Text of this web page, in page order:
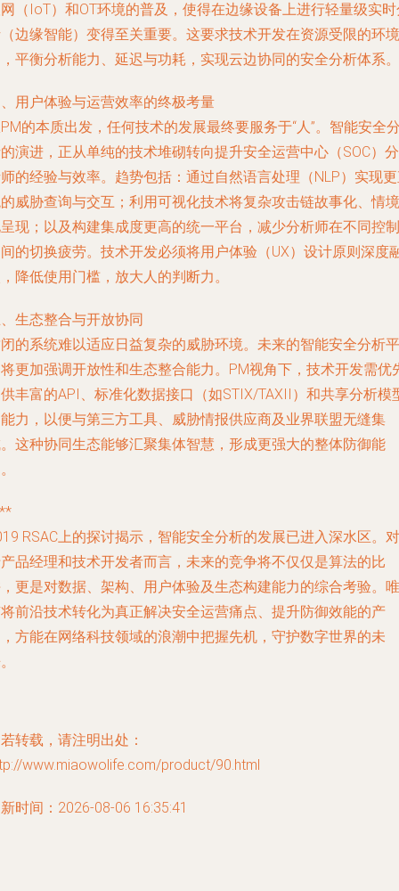
（IoT）和OT环境的普及，使得在边缘设备上进行轻量级实
边缘智能）变得至关重要。这要求技术开发在资源受限的环境
平衡分析能力、延迟与功耗，实现云边协同的安全分析体系。
用户体验与运营效率的终极考量
的本质出发，任何技术的发展最终要服务于“人”。智能安全
演进，正从单纯的技术堆砌转向提升安全运营中心（SOC）分
的经验与效率。趋势包括：通过自然语言处理（NLP）实现
威胁查询与交互；利用可视化技术将复杂攻击链故事化、情境
现；以及构建集成度更高的统一平台，减少分析师在不同控制
的切换疲劳。技术开发必须将用户体验（UX）设计原则深度
降低使用门槛，放大人的判断力。
生态整合与开放协同
的系统难以适应日益复杂的威胁环境。未来的智能安全分析平
更加强调开放性和生态整合能力。PM视角下，技术开发需优
丰富的API、标准化数据接口（如STIX/TAXII）和共享分析模
力，以便与第三方工具、威胁情报供应商及业界联盟无缝集
这种协同生态能够汇聚集体智慧，形成更强大的整体防御能
RSAC上的探讨揭示，智能安全分析的发展已进入深水区。对
品经理和技术开发者而言，未来的竞争将不仅仅是算法的比
更是对数据、架构、用户体验及生态构建能力的综合考验。唯
前沿技术转化为真正解决安全运营痛点、提升防御效能的产
方能在网络科技领域的浪潮中把握先机，守护数字世界的未
转载，请注明出处：
www.miaowolife.com/product/90.html
时间：2026-08-06 16:35:41